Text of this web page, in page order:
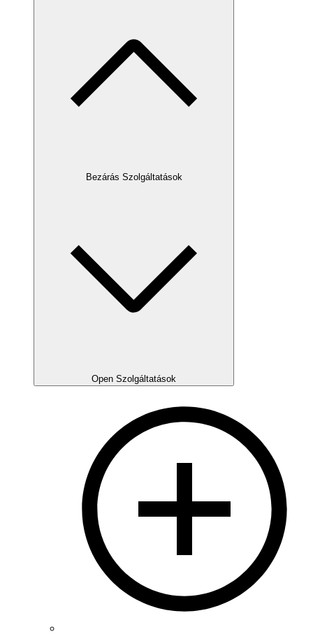
Bezárás Szolgáltatások
Open Szolgáltatások